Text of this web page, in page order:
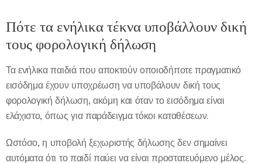
Πότε τα ενήλικα τέκνα υποβάλλουν δική
τους φορολογική δήλωση
Τα ενήλικα παιδιά που αποκτούν οποιοδήποτε πραγματικό
εισόδημα έχουν υποχρέωση να υποβάλουν δική τους
φορολογική δήλωση, ακόμη και όταν το εισόδημα είναι
ελάχιστο, όπως για παράδειγμα τόκοι καταθέσεων.
Ωστόσο, η υποβολή ξεχωριστής δήλωσης δεν σημαίνει
αυτόματα ότι το παιδί παύει να είναι προστατευόμενο μέλος.